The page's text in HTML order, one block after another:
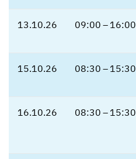
13.10.26 09:00 – 16:00
15.10.26 08:30 – 15:30
16.10.26 08:30 – 15:30